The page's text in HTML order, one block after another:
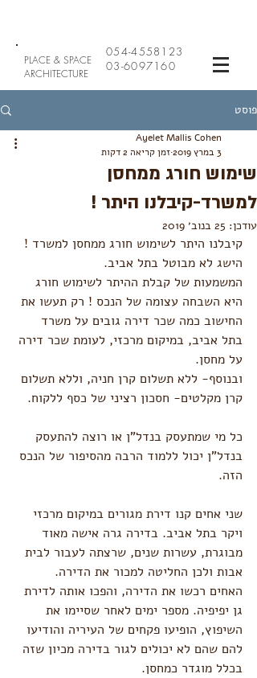
PLACE & SPACE
ARCHITECTURE
054-4558123
03-6097160
פוסט
שימוש חורג ממחסן
למשרד-קיבלנו היתר !
Ayelet Mallis Cohen
3 במרץ 2019
זמן קריאה 2 דקות
עודכן: 25 בנוב׳ 2019
קיבלנו היתר לשימוש חורג ממחסן למשרד !
הישג לא מבוטל בתל אביב.
המשמעות של קבלת ההיתר לשימוש חורג
היא השבחה עצומה של הנכס ! רק תעשו את
החישוב כמה שכר דירה גובים על משרד
בתל אביב, במיקום מרכזי, לעומת שכר דירה
על מחסן.
ובנוסף- ללא תשלום קרן חניה, וללא תשלום
קרן מקלטים- חסכון רציני של כסף ללקוח.
כל מי שמתעסק בנדל"ן או רוצה להתעסק
בנדל"ן יכול ללמוד הרבה מהסיפור של הנכס
הזה.
שני אחים קנו דירת מגורים במיקום מרכזי
ויקר בתל אביב. בדירה גרה אישה מאוד
מבוגרת, עשרות שנים, שרצתה לעבור לבית
אבות ולכן החליטה למכור את הדירה.
האחים רכשו את הדירה, והפכו אותה לדירת
גן יפיפיה. מספר ימים לאחר שסיימו את
השיפוץ, הופיעו פקחים של העיריה והודיעו
להם שהם לא יכולים לגור בדירה מכיון שזה
בכלל מוגדר כמחסן.